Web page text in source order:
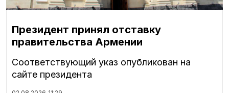
Президент принял отставку
правительства Армении
Соответствующий указ опубликован на
сайте президента